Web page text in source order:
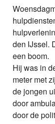
den IJssel.
een boom.
Hij was in
meter met
de jongen
door
door de